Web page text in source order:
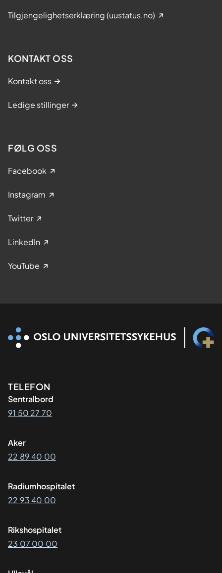
Tilgjengelighetserklæring (uustatus.no)
KONTAKT OSS
Kontakt oss
Ledige stillinger
FØLG OSS
Facebook
Instagram
Twitter
LinkedIn
YouTube
Kontaktinformasjon
TELEFON
Sentralbord
91 50 27 70
Aker
22 89 40 00
Radiumhospitalet
22 93 40 00
Rikshospitalet
23 07 00 00